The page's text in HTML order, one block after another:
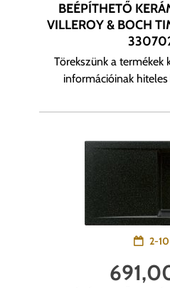
BEÉPÍTHETŐ
VILLEROY & BOCH
Törekszünk a termékek
információinak hiteles
2-